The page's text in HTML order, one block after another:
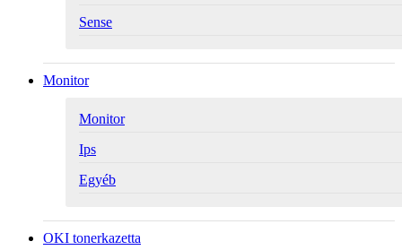
Sense
Monitor
Monitor
Ips
Egyéb
OKI tonerkazetta